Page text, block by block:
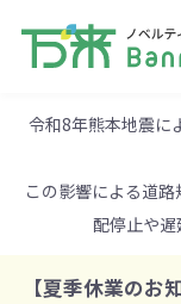
令和8年熊本地震に
この影響による道
配停止や遅
【夏季休業のお